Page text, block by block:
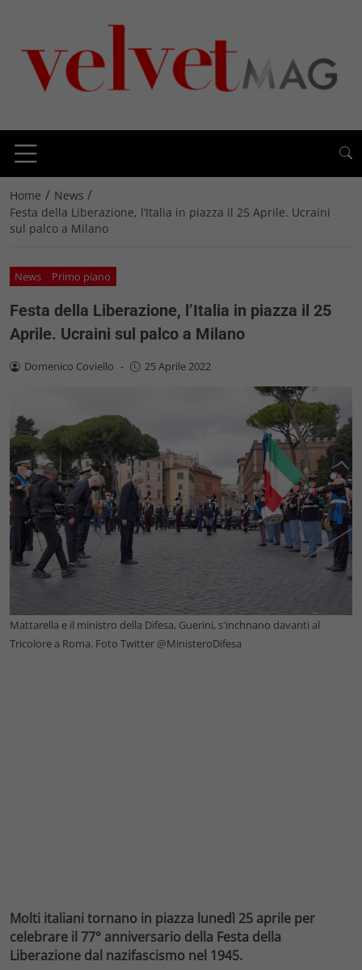
Home / News /
Festa della Liberazione, l’Italia in piazza il 25 Aprile. Ucraini
sul palco a Milano
News Primo piano
Festa della Liberazione, l’Italia in piazza il 25
Aprile. Ucraini sul palco a Milano
Domenico Coviello - 25 Aprile 2022
Mattarella e il ministro della Difesa, Guerini, s'inchnano davanti al
Tricolore a Roma. Foto Twitter @MinisteroDifesa
Molti italiani tornano in piazza lunedì 25 aprile per
celebrare il 77° anniversario della Festa della
Liberazione dal nazifascismo nel 1945.